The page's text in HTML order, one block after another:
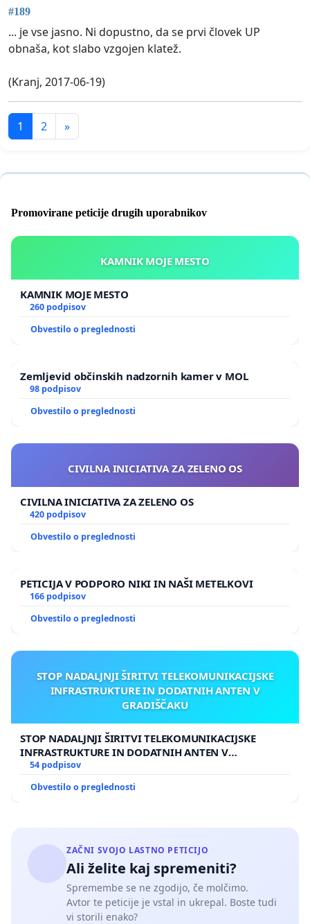
#189
... je vse jasno. Ni dopustno, da se prvi človek UP
obnaša, kot slabo vzgojen klatež.
(Kranj, 2017-06-19)
1 2 »
Promovirane peticije drugih uporabnikov
KAMNIK MOJE MESTO
KAMNIK MOJE MESTO
260 podpisov
Obvestilo o preglednosti
Zemljevid občinskih nadzornih kamer v MOL
98 podpisov
Obvestilo o preglednosti
CIVILNA INICIATIVA ZA ZELENO OS
CIVILNA INICIATIVA ZA ZELENO OS
420 podpisov
Obvestilo o preglednosti
PETICIJA V PODPORO NIKI IN NAŠI METELKOVI
166 podpisov
Obvestilo o preglednosti
STOP NADALJNJI ŠIRITVI TELEKOMUNIKACIJSKE
INFRASTRUKTURE IN DODATNIH ANTEN V
GRADIŠČAKU
STOP NADALJNJI ŠIRITVI TELEKOMUNIKACIJSKE
INFRASTRUKTURE IN DODATNIH ANTEN V
GRADIŠČAKU
54 podpisov
Obvestilo o preglednosti
ZAČNI SVOJO LASTNO PETICIJO
Ali želite kaj spremeniti?
Spremembe se ne zgodijo, če molčimo.
Avtor te peticije je vstal in ukrepal. Boste tudi
vi storili enako?